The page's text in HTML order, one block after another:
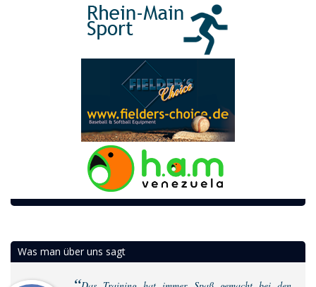
Was man über uns sagt